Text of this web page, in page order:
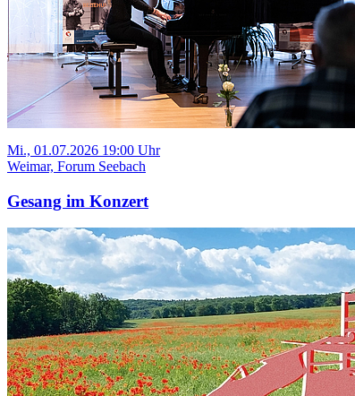
Mi., 01.07.2026 19:00 Uhr
Weimar, Forum Seebach
Gesang im Konzert